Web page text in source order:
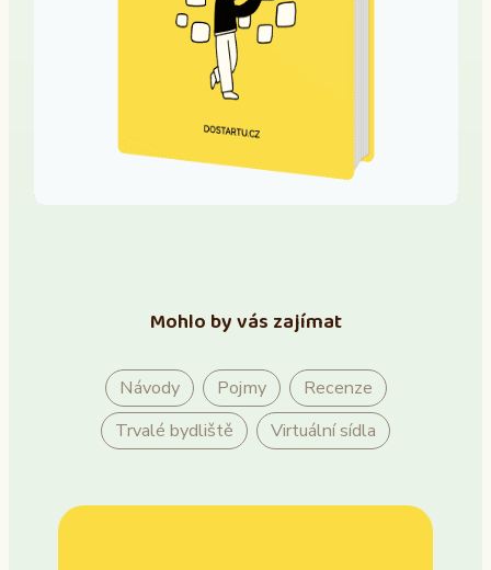
Mohlo by vás zajímat
Návody Pojmy
Recenze
Trvalé bydliště
Virtuální sídla